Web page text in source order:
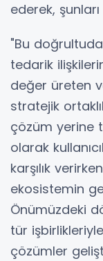
ederek,
"Bu
tedarik
değer üreten
stratejik
çözüm yerine
olarak
karşılık
ekosistemin
Önümüzdeki
tür
çözümler